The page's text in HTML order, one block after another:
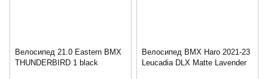
Велосипед 21.0 Eastern BMX
THUNDERBIRD 1 black
Велосипед BMX Haro 2021-23
Leucadia DLX Matte Lavender